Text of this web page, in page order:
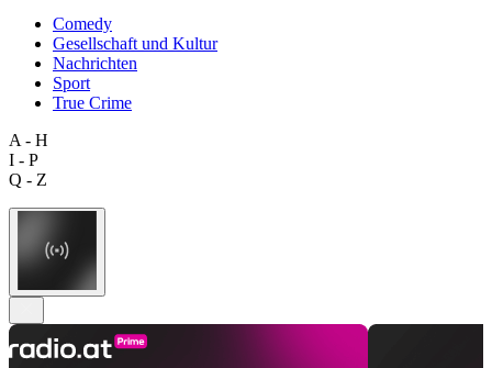
Comedy
Gesellschaft und Kultur
Nachrichten
Sport
True Crime
A - H
I - P
Q - Z